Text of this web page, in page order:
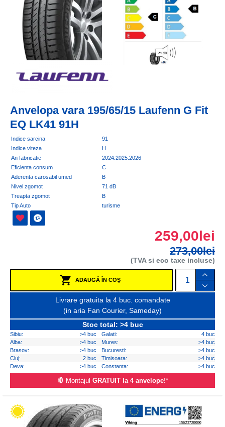
Anvelopa vara 195/65/15 Laufenn G Fit
EQ LK41 91H
Indice sarcina
91
Indice viteza
H
An fabricatie
2024.2025.2026
Eficienta consum
C
Aderenta carosabil umed
B
Nivel zgomot
71 dB
Treapta zgomot
B
Tip Auto
turisme
259,00lei
273,00lei
(TVA si eco taxe incluse)
ADAUGĂ ÎN COŞ
Livrare gratuita la 4 buc. comandate
(in aria Fan Courier, Sameday)
Stoc total: >4 buc
Sibiu: >4 buc Galati:
4 buc
Alba:
>4 buc Mures:
>4 buc
Brasov:
>4 buc Bucuresti:
>4 buc
Cluj:
2 buc Timisoara:
>4 buc
Deva:
>4 buc Constanta: >4 buc
Montajul GRATUIT la 4 anvelope!*